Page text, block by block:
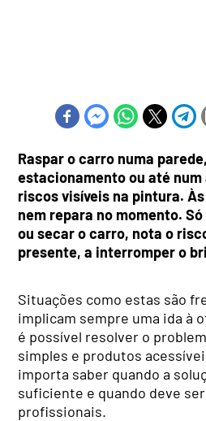
Raspar o carro numa
estacionamento ou até
riscos visíveis na pintura.
nem repara no momento.
ou secar o carro, nota o
presente, a interromper o
Situações como estas são
implicam sempre uma ida à
é possível resolver o
simples e produtos
importa saber quando a
suficiente e quando deve
profissionais.